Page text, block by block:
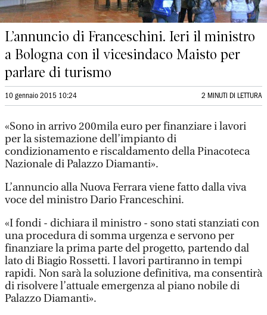
L’annuncio di Franceschini. Ieri il ministro
a Bologna con il vicesindaco Maisto per
parlare di turismo
10 gennaio 2015 10:24 2 MINUTI DI LETTURA
«Sono in arrivo 200mila euro per finanziare i lavori
per la sistemazione dell’impianto di
condizionamento e riscaldamento della Pinacoteca
Nazionale di Palazzo Diamanti».
L’annuncio alla Nuova Ferrara viene fatto dalla viva
voce del ministro Dario Franceschini.
«I fondi - dichiara il ministro - sono stati stanziati con
una procedura di somma urgenza e servono per
finanziare la prima parte del progetto, partendo dal
lato di Biagio Rossetti. I lavori partiranno in tempi
rapidi. Non sarà la soluzione definitiva, ma consentirà
di risolvere l’attuale emergenza al piano nobile di
Palazzo Diamanti».